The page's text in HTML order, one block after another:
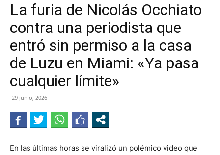
La furia de Nicolás Occhiato
contra una periodista que
entró sin permiso a la casa
de Luzu en Miami: «Ya pasa
cualquier límite»
29 junio, 2026
En las últimas horas se viralizó un polémico video que